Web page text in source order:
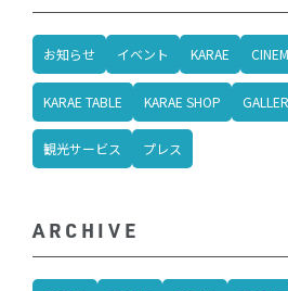
お知らせ イベント KARAE
KARAE TABLE KARAE SHOP
観光サービス プレス
ARCHIVE